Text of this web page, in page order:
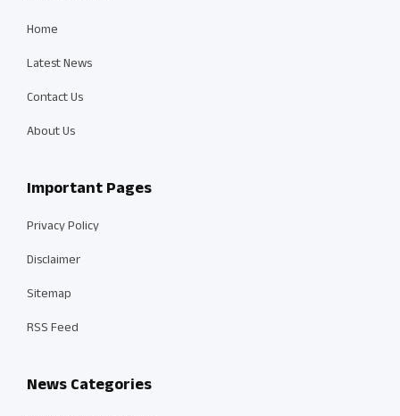
Home
Latest News
Contact Us
About Us
Important Pages
Privacy Policy
Disclaimer
Sitemap
RSS Feed
News Categories